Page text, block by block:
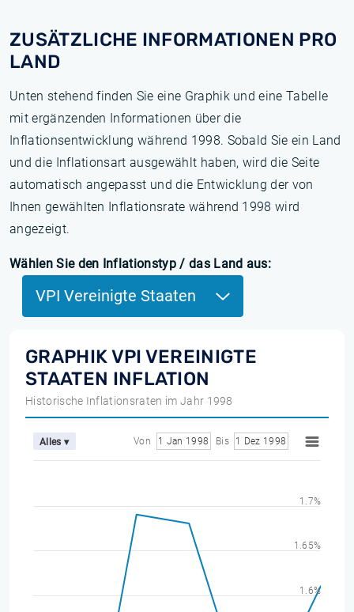
ZUSÄTZLICHE INFORMATIONEN PRO
LAND
Unten stehend finden Sie eine Graphik und eine Tabelle
mit ergänzenden Informationen über die
Inflationsentwicklung während 1998. Sobald Sie ein Land
und die Inflationsart ausgewählt haben, wird die Seite
automatisch angepasst und die Entwicklung der von
Ihnen gewählten Inflationsrate während 1998 wird
angezeigt.
Wählen Sie den Inflationstyp / das Land aus:
VPI Vereinigte Staaten
GRAPHIK VPI VEREINIGTE
STAATEN INFLATION
Historische Inflationsraten im Jahr 1998
Alles ▾ Von 1 Jan 1998 Bis 1 Dez 1998
1.6%
1.65%
1.7%